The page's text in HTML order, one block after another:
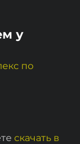
у
по
скачать в